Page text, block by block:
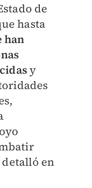
de
hasta
han
y
detalló en